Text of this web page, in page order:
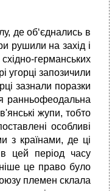
де об‘єднались в
рушили на захід і
германських
угорці запозичили
зазнали поразки
ранньофеодальна
жупи, тобто
особливі
з країнами, де ці
в цей період часу
це право було
племен склала